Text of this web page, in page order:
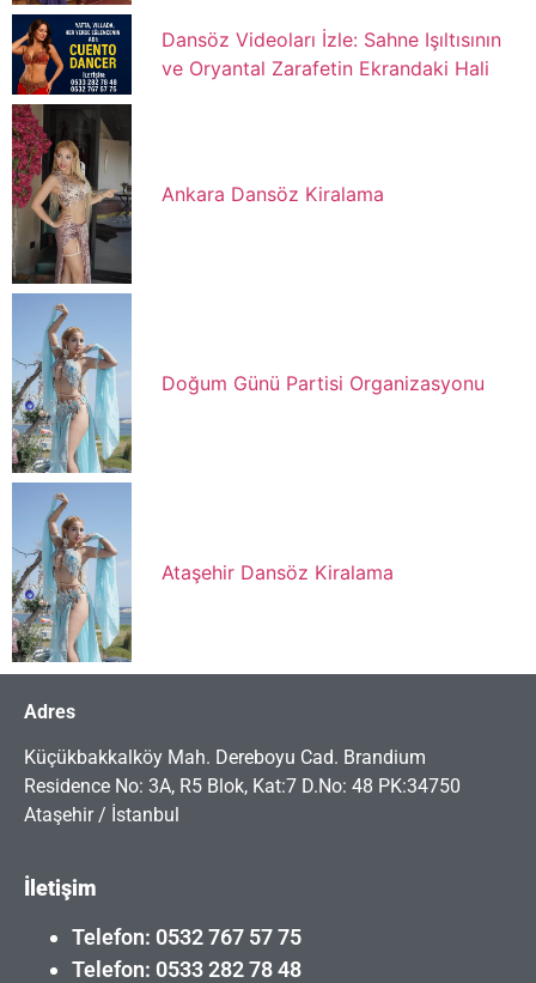
Dansöz Videoları İzle: Sahne Işıltısının
ve Oryantal Zarafetin Ekrandaki Hali
Ankara Dansöz Kiralama
Doğum Günü Partisi Organizasyonu
Ataşehir Dansöz Kiralama
Adres
Küçükbakkalköy Mah. Dereboyu Cad. Brandium
Residence No: 3A, R5 Blok, Kat:7 D.No: 48 PK:34750
Ataşehir / İstanbul
İletişim
Telefon: 0532 767 57 75
Telefon: 0533 282 78 48